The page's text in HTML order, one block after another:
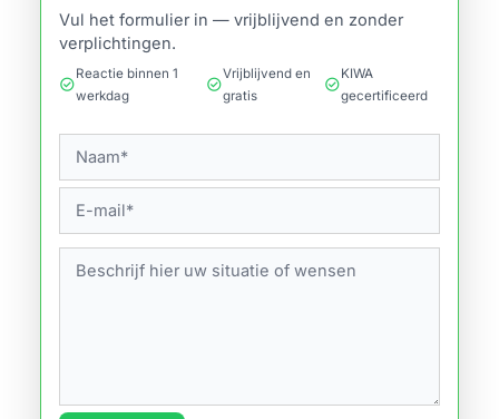
Vul het formulier in — vrijblijvend en zonder
verplichtingen.
check_circle
Reactie binnen 1
werkdag
check_circle
Vrijblijvend en
gratis
check_circle
KIWA
gecertificeerd